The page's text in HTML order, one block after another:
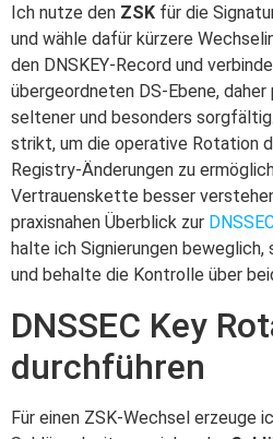
Ich nutze den ZSK für die
und wähle dafür kürzere
den DNSKEY-Record und
übergeordneten DS-Ebene, daher
seltener und besonders
strikt, um die operative Rotation
Registry-Änderungen zu
Vertrauenskette besser
praxisnahen Überblick zur
halte ich Signierungen beweglich,
und behalte die Kontrolle über
DNSSEC Key
durchführen
Für einen ZSK-Wechsel erzeuge